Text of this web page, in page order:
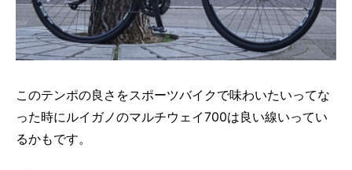
このテンポの良さをスポーツバイクで味わいたいってな
った時にルイガノのマルチウェイ700は良い線いってい
るかもです。